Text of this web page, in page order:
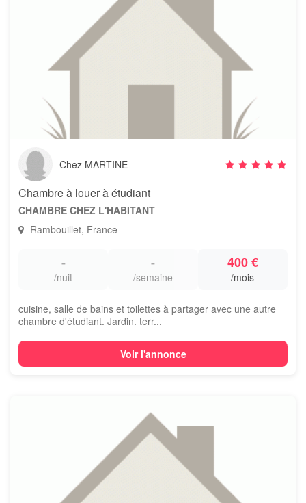
Chez MARTINE
Chambre à louer à étudiant
CHAMBRE CHEZ L'HABITANT
Rambouillet, France
-
/nuit
-
/semaine
400 €
/mois
cuisine, salle de bains et toilettes à partager avec une autre
chambre d'étudiant. Jardin. terr...
Voir l'annonce